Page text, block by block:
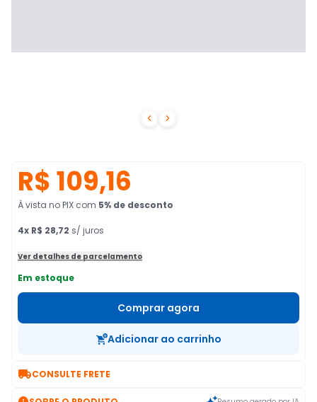
 
R$ 109,16
À vista no PIX com 5% de desconto
4x R$ 28,72 s/ juros
Ver detalhes de parcelamento
Em estoque
Comprar agora
Adicionar ao carrinho
CONSULTE FRETE